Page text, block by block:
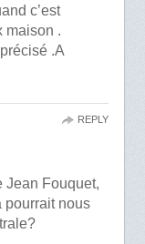
c’est
maison .
.A
Jean Fouquet,
pourrait nous
REPLY